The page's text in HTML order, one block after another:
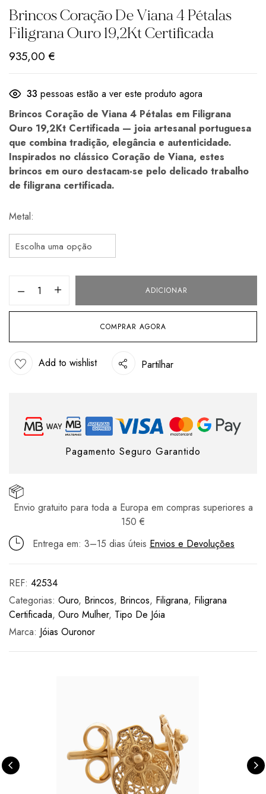
Brincos Coração De Viana 4 Pétalas
Filigrana Ouro 19,2Kt Certificada
935,00 €
33 pessoas estão a ver este produto agora
Brincos Coração de Viana 4 Pétalas em Filigrana
Ouro 19,2Kt Certificada — joia artesanal portuguesa
que combina tradição, elegância e autenticidade.
Inspirados no clássico Coração de Viana, estes
brincos em ouro destacam-se pelo delicado trabalho
de filigrana certificada.
Metal
ADICIONAR
COMPRAR AGORA
Add to wishlist Partilhar
Pagamento Seguro Garantido
Envio gratuito para toda a Europa em compras superiores a
150 €
Entrega em: 3–15 dias úteis Envios e Devoluções
REF: 42534
Categorias: Ouro, Brincos, Brincos, Filigrana, Filigrana
Certificada, Ouro Mulher, Tipo De Jóia
Marca: Jóias Ouronor